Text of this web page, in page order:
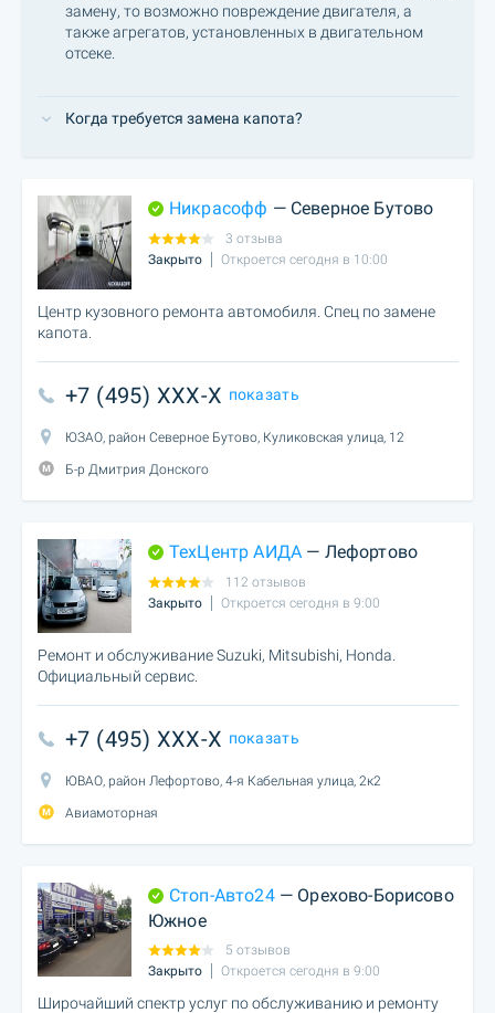
замену, то возможно повреждение двигателя, а
также агрегатов, установленных в двигательном
отсеке.
Когда требуется замена капота?
Никрасофф — Северное Бутово
3 отзыва
Закрыто
Откроется сегодня в 10:00
Центр кузовного ремонта автомобиля. Спец по замене
капота.
+7 (495) XXX-X показать
ЮЗАО, район Северное Бутово, Куликовская улица, 12
Б-р Дмитрия Донского
ТехЦентр АИДА — Лефортово
112 отзывов
Закрыто
Откроется сегодня в 9:00
Ремонт и обслуживание Suzuki, Mitsubishi, Honda.
Официальный сервис.
+7 (495) XXX-X показать
ЮВАО, район Лефортово, 4-я Кабельная улица, 2к2
Авиамоторная
Стоп-Авто24— Орехово-Борисово
Южное
5 отзывов
Закрыто
Откроется сегодня в 9:00
Широчайший спектр услуг по обслуживанию и ремонту